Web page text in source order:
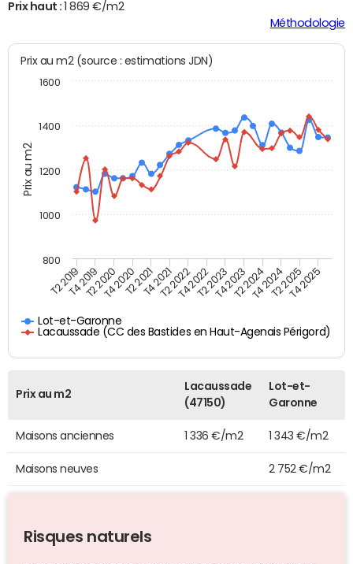
Prix haut :
1 869 €/m2
Méthodologie
Prix au m2
Prix au m2 (source : estimations JDN)
Lot-et-Garonne
Lacaussade (CC des Bastides en Haut-Agenais Périgord)
T2 2019T4 2019T2 2020T4 2020T2 2021T4 2021T2 2022T4 2022T2 2023T4 2023T2 2024T4 2024T2 2025T4 2025
1000
1200
1400
800
1600
Prix au m2
Lacaussade
(47150)
Lot-et-
Garonne
Maisons anciennes 1 336 €/m2 1 343 €/m2
Maisons neuves 2 752 €/m2
Risques naturels